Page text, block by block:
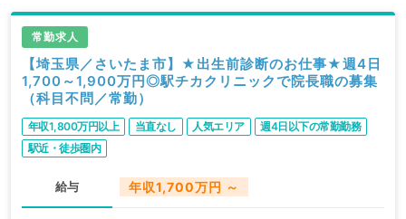
常勤求人
【埼玉県／さいたま市】★出生前診断のお仕事★週4日
1,700～1,900万円◎駅チカクリニックで院長職の募集
（科目不問／常勤）
年収1,800万円以上 当直なし 人気エリア
週4日以下の常勤勤務
駅近・徒歩圏内
給与 年収1,700万円 ～